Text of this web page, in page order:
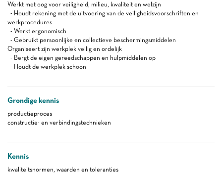
Werkt met oog voor veiligheid, milieu, kwaliteit en welzijn
- Houdt rekening met de uitvoering van de veiligheidsvoorschriften en
werkprocedures
- Werkt ergonomisch
- Gebruikt persoonlijke en collectieve beschermingsmiddelen
Organiseert zijn werkplek veilig en ordelijk
- Bergt de eigen gereedschappen en hulpmiddelen op
- Houdt de werkplek schoon
Grondige kennis
productieproces
constructie- en verbindingstechnieken
Kennis
kwaliteitsnormen, waarden en toleranties